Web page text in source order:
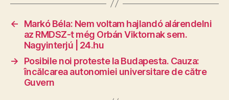
←
Markó Béla: Nem voltam hajlandó alárendelni
az RMDSZ-t még Orbán Viktornak sem.
Nagyinterjú | 24.hu
→
Posibile noi proteste la Budapesta. Cauza:
încălcarea autonomiei universitare de către
Guvern